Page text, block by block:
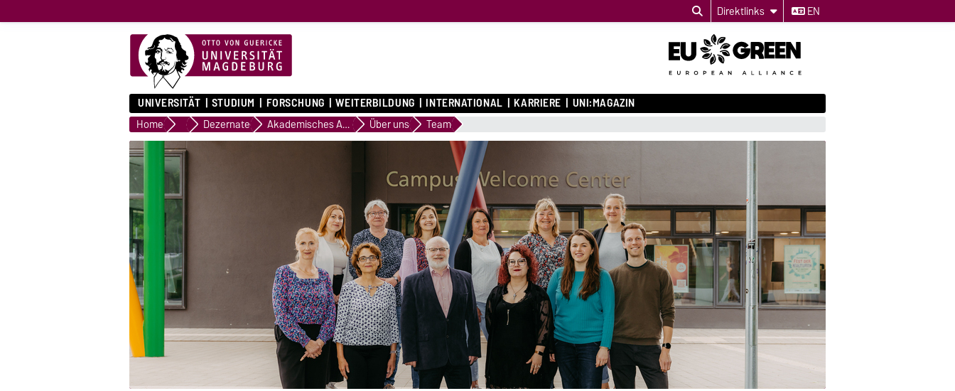
Direktlinks EN
UNIVERSITÄT STUDIUM FORSCHUNG WEITERBILDUNG INTERNATIONAL KARRIERE UNI:MAGAZIN
Home KanzlerinDezernate Akademisches Auslandsamt/International Office Über uns Team